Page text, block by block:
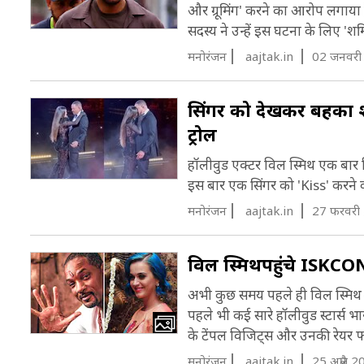
और ग्रूमिंग' करने का आरोप
सदस्य ने उन्हें इस घटना के लिए
मनोरंजन aajtak.in 02
सिंगर को देखकर बहका
ट्रोल
हॉलीवुड एक्टर विल स्मिथ एक बार
इस बार एक सिंगर को 'Kiss'
मनोरंजन aajtak.in 27
विल स्मिथपहुंचे
अभी कुछ समय पहले ही विल स्मिथ
पहले भी कई सारे हॉलीवुड स्टार्स
के टेंपल विजिट्स और उनकी रेयर
मनोरंजन aajtak.in 25 अप्रैल